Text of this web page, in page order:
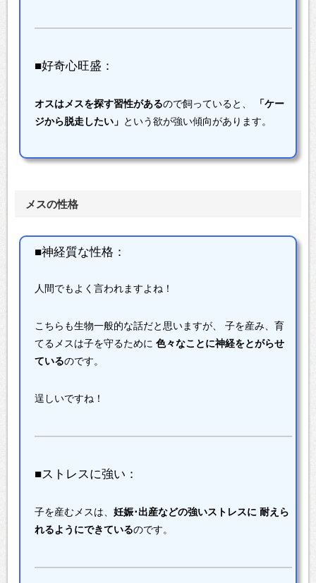
■好奇心旺盛：
オスはメスを探す習性があるので飼っていると、
「ケー
ジから脱走したい」 という欲が強い傾向があります。
メスの性格
■神経質な性格：
人間でもよく言われますよね！
こちらも生物一般的な話だと思いますが、
子を産み、育
てるメスは子を守るために 色々なことに神経をとがらせ
ているのです。
逞しいですね！
■ストレスに強い：
子を産むメスは、 妊娠･出産などの強いストレスに 耐えら
れるようにできているのです。